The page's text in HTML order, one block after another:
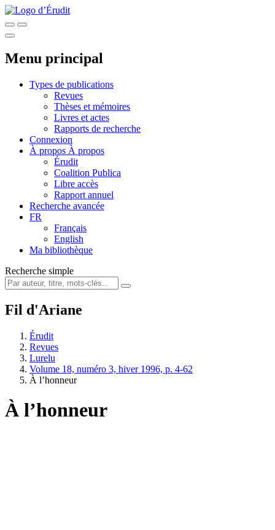
Menu principal
Types de publications
Revues
Thèses et mémoires
Livres et actes
Rapports de recherche
Connexion
À propos À propos
Érudit
Coalition Publica
Libre accès
Rapport annuel
Recherche avancée
FR
Français
English
Ma bibliothèque
Recherche simple
Fil d'Ariane
Érudit
Revues
Lurelu
Volume 18, numéro 3, hiver 1996, p. 4-62
À l’honneur
À l’honneur